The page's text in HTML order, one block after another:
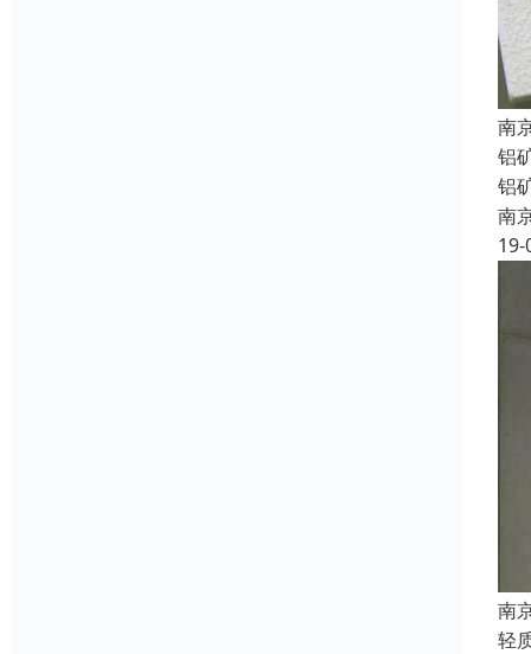
南
铝
铝
南
19-
南
轻